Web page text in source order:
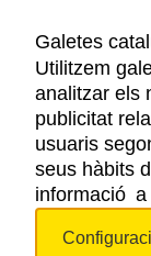
Galetes
Utilitzem
analitzar els
publicitat
usuaris
seus hàbits
informació a